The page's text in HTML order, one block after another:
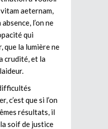
aeternam,
l’on ne
qui
que la lumière ne
crudité, et la
c’est que si l’on
résultats, il
soif de justice